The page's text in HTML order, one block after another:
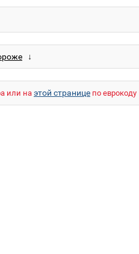
или на этой странице по еврокоду